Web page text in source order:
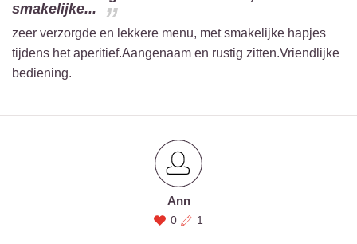
smakelijke...
zeer verzorgde en lekkere menu, met smakelijke hapjes
tijdens het aperitief.Aangenaam en rustig zitten.Vriendlijke
bediening.
Ann
0 1